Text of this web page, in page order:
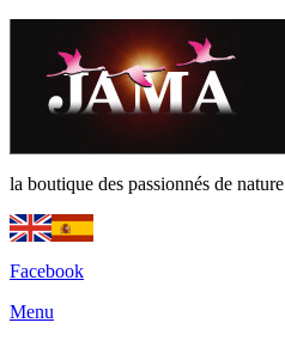
la boutique des passionnés de nature
Facebook
Menu